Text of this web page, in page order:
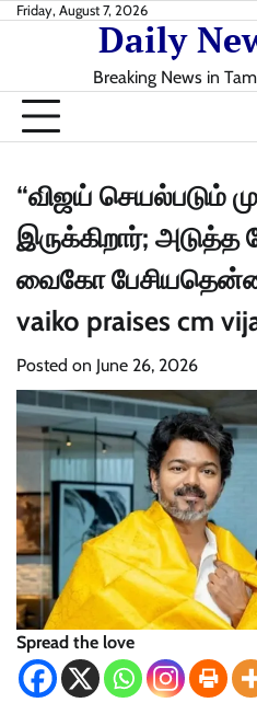
SkipFriday, August 7, 2026
Daily
Breaking News in
“விஜய் செயல்படும்
இருக்கிறார்; அடுத்த
வைகோ
vaiko praises cm
Posted on June 26, 2026
Spread the love